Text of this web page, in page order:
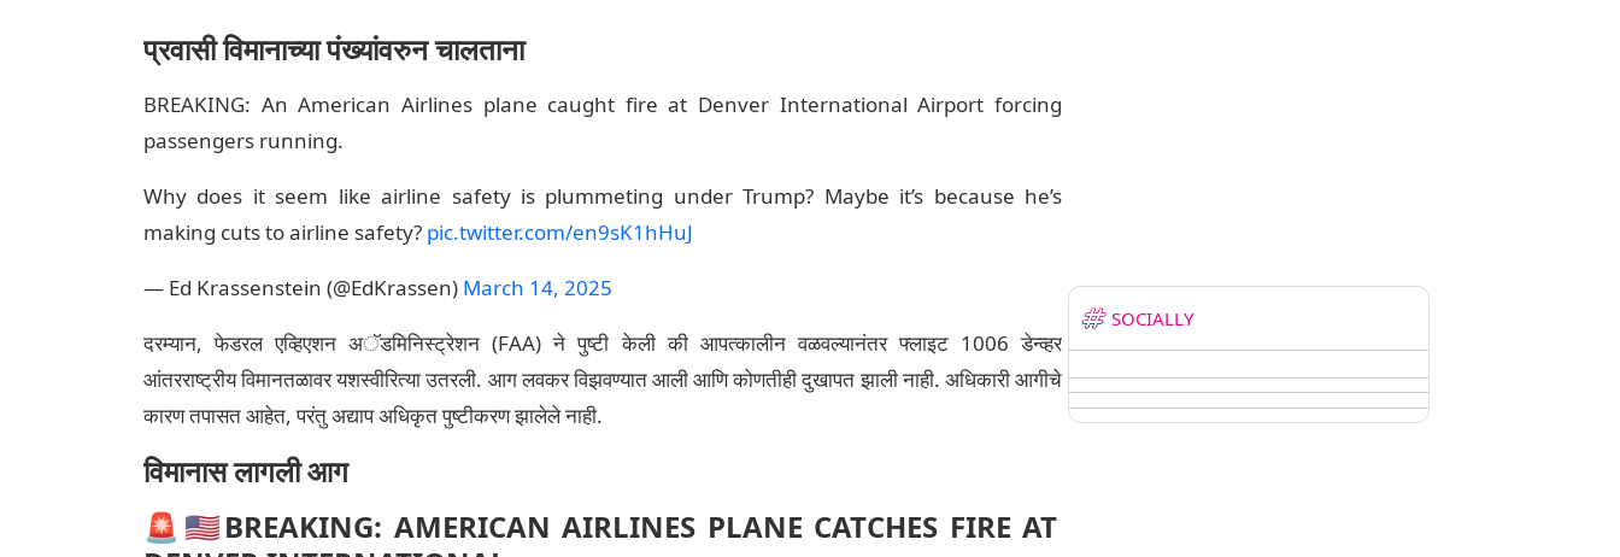
प्रवासी विमानाच्या पंख्यांवरुन चालताना
BREAKING: An American Airlines plane caught fire at Denver International Airport forcing
passengers running.
Why does it seem like airline safety is plummeting under Trump? Maybe it’s because he’s
making cuts to airline safety? pic.twitter.com/en9sK1hHuJ
— Ed Krassenstein (@EdKrassen) March 14, 2025
दरम्यान, फेडरल एव्हिएशन अॅडमिनिस्ट्रेशन (FAA) ने पुष्टी केली की आपत्कालीन वळवल्यानंतर फ्लाइट 1006 डेन्व्हर
आंतरराष्ट्रीय विमानतळावर यशस्वीरित्या उतरली. आग लवकर विझवण्यात आली आणि कोणतीही दुखापत झाली नाही. अधिकारी आगीचे
कारण तपासत आहेत, परंतु अद्याप अधिकृत पुष्टीकरण झालेले नाही.
विमानास लागली आग
🚨🇺🇸BREAKING: AMERICAN AIRLINES PLANE CATCHES FIRE AT
SOCIALLY